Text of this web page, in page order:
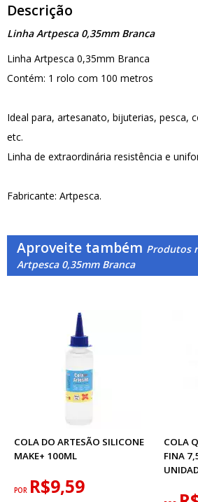
Descrição
Linha Artpesca 0,35mm Branca
Linha Artpesca 0,35mm Branca
Contém: 1 rolo com 100 metros
Ideal para, artesanato, bijuterias, pesca,
etc.
Linha de extraordinária resistência e
Fabricante: Artpesca.
Aproveite também Produtos
Artpesca 0,35mm Branca
COLA DO ARTESÃO SILICONE
MAKE+ 100ML
POR R$9,59
COLA
FINA